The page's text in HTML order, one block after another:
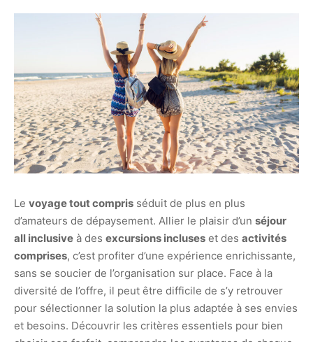
Le voyage tout compris séduit de plus en plus
d’amateurs de dépaysement. Allier le plaisir d’un séjour
all inclusive à des excursions incluses et des activités
comprises, c’est profiter d’une expérience enrichissante,
sans se soucier de l’organisation sur place. Face à la
diversité de l’offre, il peut être difficile de s’y retrouver
pour sélectionner la solution la plus adaptée à ses envies
et besoins. Découvrir les critères essentiels pour bien